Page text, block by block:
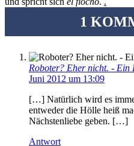
1
Roboter? Eher nicht. -
Juni 2012 um 13:09
[…] Natürlich wird es
entweder die Hölle heiß
Nächstenliebe geben. […]
Antwort